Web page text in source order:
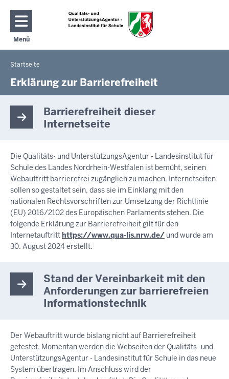
Direkt zum Inhalt
Menü
Navigation aktivieren/deaktivieren: Hauptmenü
Sie
befinden
hier
Startseite
Erklärung zur Barrierefreiheit
Barrierefreiheit dieser
Internetseite
Die Qualitäts- und UnterstützungsAgentur - Landesinstitut für
Schule des Landes Nordrhein-Westfalen ist bemüht, seinen
Webauftritt barrierefrei zugänglich zu machen. Internetseiten
sollen so gestaltet sein, dass sie im Einklang mit den
nationalen Rechtsvorschriften zur Umsetzung der Richtlinie
(EU) 2016/2102 des Europäischen Parlaments stehen. Die
folgende Erklärung zur Barrierefreiheit gilt für den
Internetauftritthttps://www.qua-lis.nrw.de/ und wurde am
30. August 2024 erstellt.
Stand der Vereinbarkeit mit den
Anforderungen zur barrierefreien
Informationstechnik
Der Webauftritt wurde bislang nicht auf Barrierefreiheit
getestet. Momentan werden die Webseiten der Qualitäts- und
UnterstützungsAgentur - Landesinstitut für Schule in das neue
System übertragen. Im Anschluss wird der